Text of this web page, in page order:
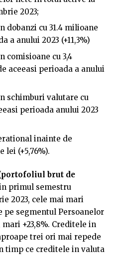
2023;
dobanzi cu 31.4 milioane
a anului 2023 (+11,3%)
comisioane cu 3,4
aceeasi perioada a anului
schimburi valutare cu
perioada anului 2023
inainte de
lei (+5,76%).
brut de
primul semestru
2023, cele mai mari
segmentul Persoanelor
+23,8%. Creditele in
trei ori mai repede
timp ce creditele in valuta